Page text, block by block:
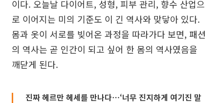
이다. 오늘날 다이어트, 성형, 피부 관리, 향수 산업으
로 이어지는 미의 기준도 이 긴 역사와 맞닿아 있다.
몸과 옷이 서로를 빚어온 과정을 따라가다 보면, 패션
의 역사는 곧 인간이 되고 싶어 한 몸의 역사였음을
깨닫게 된다.
진짜 헤르만 헤세를 만나다⋯‘너무 진지하게 여기진 말